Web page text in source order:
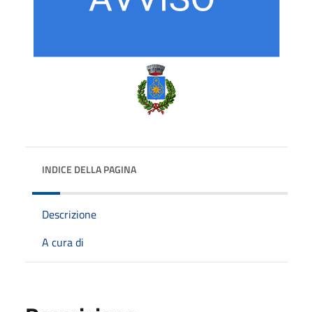
INDICE DELLA PAGINA
Descrizione
A cura di